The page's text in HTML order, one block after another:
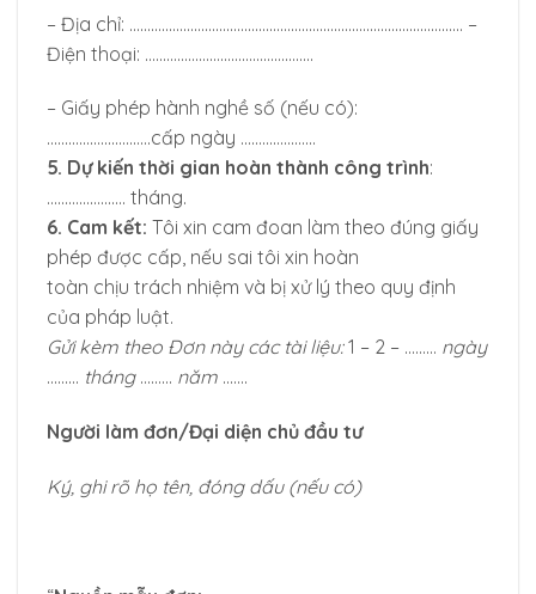
– Địa chỉ: ………………………………………………………………………………… –
Điện thoại: ………………………………………..
– Giấy phép hành nghề số (nếu có):
………………………..cấp ngày …………………
5. Dự kiến thời gian hoàn thành công trình:
…………………. tháng.
6. Cam kết: Tôi xin cam đoan làm theo đúng giấy
phép được cấp, nếu sai tôi xin hoàn
toàn chịu trách nhiệm và bị xử lý theo quy định
của pháp luật.
Gửi kèm theo Đơn này các tài liệu:1 – 2 – ……… ngày
……… tháng ……… năm …….
Người làm đơn/Đại diện chủ đầu tư
Ký, ghi rõ họ tên, đóng dấu (nếu có)